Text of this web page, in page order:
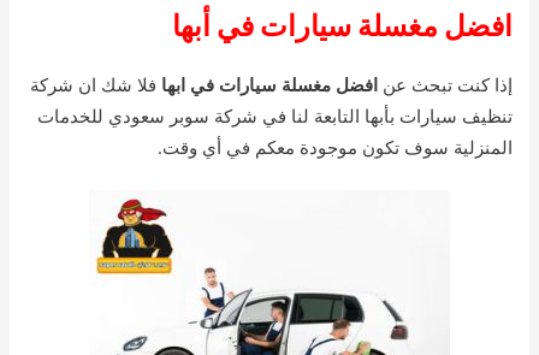
افضل مغسلة سيارات في أبها
إذا كنت تبحث عنافضل مغسلة سيارات في ابها فلا شك ان شركة
تنظيف سيارات بأبها التابعة لنا في شركة سوبر سعودي للخدمات
المنزلية سوف تكون موجودة معكم في أي وقت.